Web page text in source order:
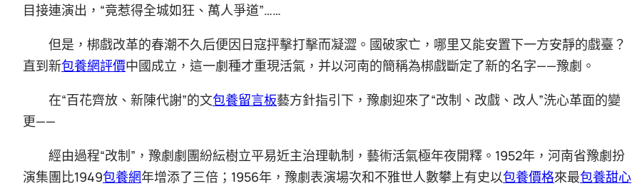
目接連演出，“竟惹得全城如狂、萬人爭道”……
但是，梆戲改革的春潮不久后便因日寇抨擊打擊而凝澀。國破家亡，哪里又能安置下一方安靜的戲臺？
直到新包養網評價中國成立，這一劇種才重現活氣，并以河南的簡稱為梆戲斷定了新的名字——豫劇。
在“百花齊放、新陳代謝”的文包養留言板藝方針指引下，豫劇迎來了“改制、改戲、改人”洗心革面的變
更——
經由過程“改制”，豫劇劇團紛紜樹立平易近主治理軌制，藝術活氣極年夜開釋。1952年，河南省豫劇扮
演集團比1949包養網年增添了三倍；1956年，豫劇表演場次和不雅世人數攀上有史以包養價格來最包養甜心